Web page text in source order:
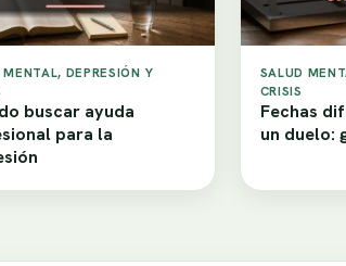
DEPRESIÓN Y
buscar ayuda
para la
SALUD
CRISIS
Fechas
un duelo: